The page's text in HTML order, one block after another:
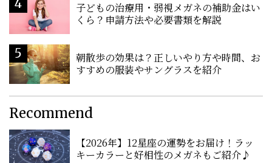
子どもの治療用・弱視メガネの補助金はい
くら？申請方法や必要書類を解説
朝散歩の効果は？正しいやり方や時間、お
すすめの服装やサングラスを紹介
Recommend
【2026年】12星座の運勢をお届け！ラッ
キーカラーと好相性のメガネもご紹介♪